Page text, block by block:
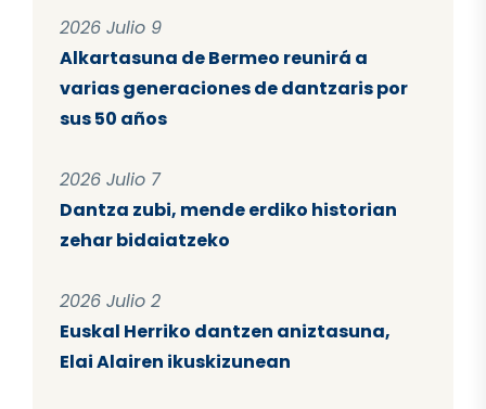
2026 Julio 9
Alkartasuna de Bermeo reunirá a
varias generaciones de dantzaris por
sus 50 años
2026 Julio 7
Dantza zubi, mende erdiko historian
zehar bidaiatzeko
2026 Julio 2
Euskal Herriko dantzen aniztasuna,
Elai Alairen ikuskizunean